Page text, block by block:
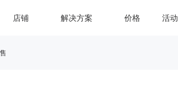
店铺 解决方案 价格 活动